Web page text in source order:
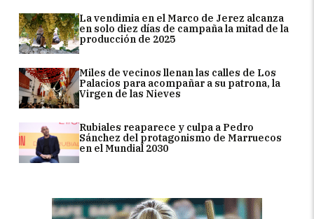
La vendimia en el Marco de Jerez alcanza
en solo diez días de campaña la mitad de la
producción de 2025
Miles de vecinos llenan las calles de Los
Palacios para acompañar a su patrona, la
Virgen de las Nieves
Rubiales reaparece y culpa a Pedro
Sánchez del protagonismo de Marruecos
en el Mundial 2030